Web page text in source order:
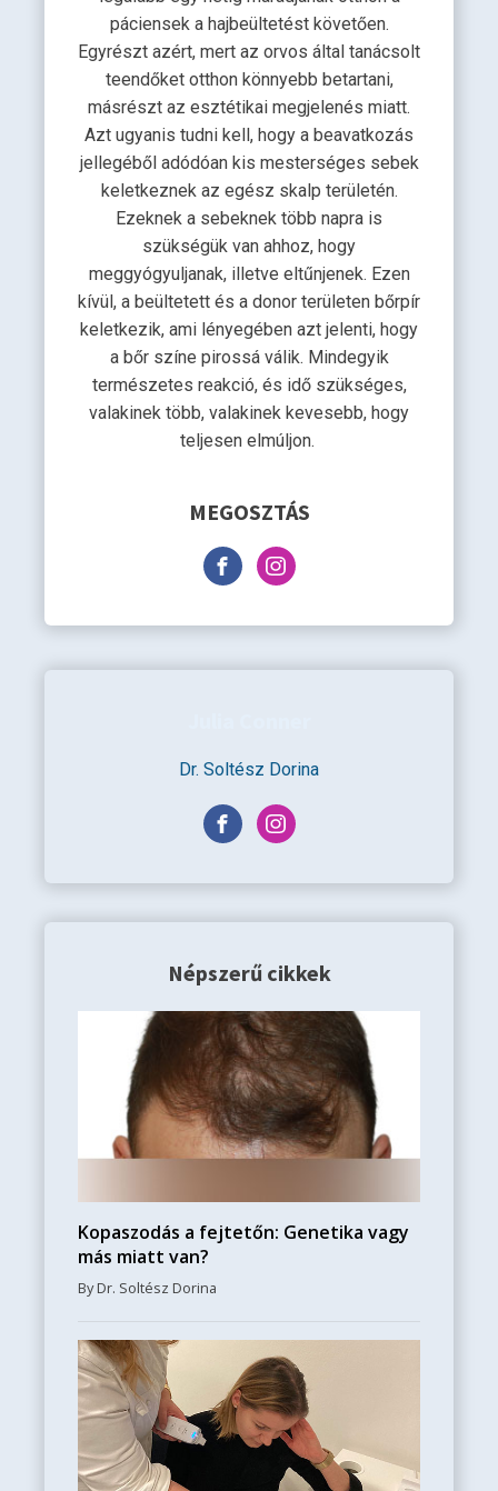
páciensek a hajbeültetést követően.
Egyrészt azért, mert az orvos által tanácsolt
teendőket otthon könnyebb betartani,
másrészt az esztétikai megjelenés miatt.
Azt ugyanis tudni kell, hogy a beavatkozás
jellegéből adódóan kis mesterséges sebek
keletkeznek az egész skalp területén.
Ezeknek a sebeknek több napra is
szükségük van ahhoz, hogy
meggyógyuljanak, illetve eltűnjenek. Ezen
kívül, a beültetett és a donor területen bőrpír
keletkezik, ami lényegében azt jelenti, hogy
a bőr színe pirossá válik. Mindegyik
természetes reakció, és idő szükséges,
valakinek több, valakinek kevesebb, hogy
teljesen elmúljon.
MEGOSZTÁS
Dr. Soltész Dorina
Népszerű cikkek
Kopaszodás a fejtetőn: Genetika vagy
más miatt van?
By Dr. Soltész Dorina